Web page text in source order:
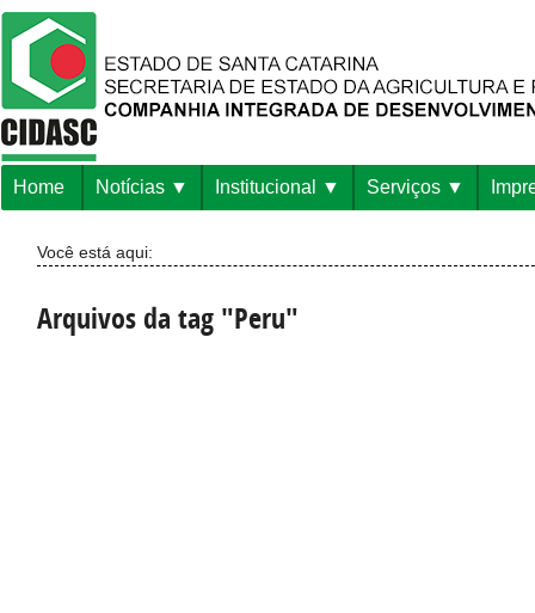
Home Notícias Institucional Serviços
Você está aqui:
Arquivos da tag "Peru"